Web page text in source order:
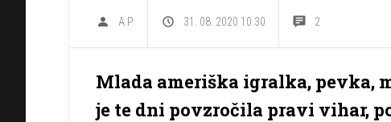
A.P. 31. 08. 2020 10.30 2
Mlada ameriška igralka, pevka,
je te dni povzročila pravi vihar,